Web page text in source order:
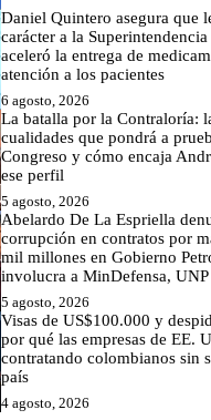
Daniel Quintero asegura que
carácter a la
aceleró la entrega de
atención a los pacientes
6 agosto, 2026
La batalla por la Contraloría:
cualidades que pondrá a
Congreso y cómo encaja
ese perfil
5 agosto, 2026
Abelardo De La Espriella
corrupción en contratos por
mil millones en Gobierno
involucra a MinDefensa,
5 agosto, 2026
Visas de US$100.000 y
por qué las empresas de EE.
contratando colombianos sin
país
4 agosto, 2026